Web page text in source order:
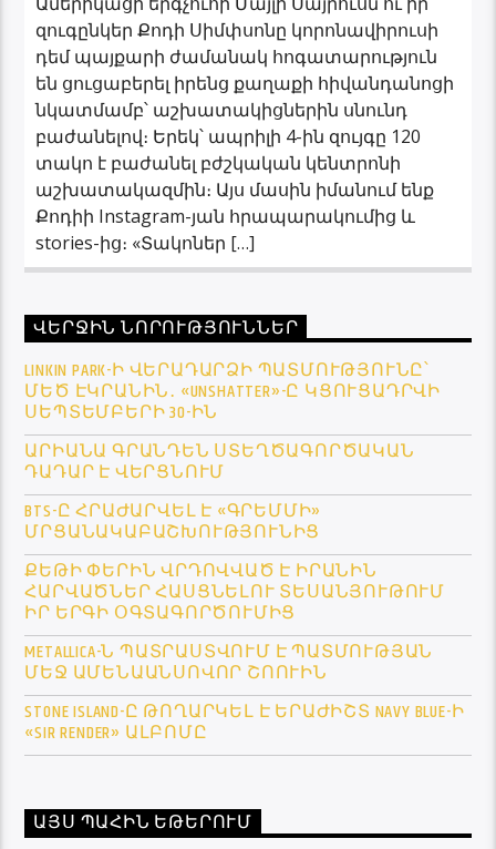
զուգընկեր Քոդի Սիմփսոնը կորոնավիրուսի
դեմ պայքարի ժամանակ հոգատարություն
են ցուցաբերել իրենց քաղաքի հիվանդանոցի
նկատմամբ՝ աշխատակիցներին սնունդ
բաժանելով։ Երեկ՝ ապրիլի 4-ին զույգը 120
տակո է բաժանել բժշկական կենտրոնի
աշխատակազմին։ Այս մասին իմանում ենք
Քոդիի Instagram-յան հրապարակումից և
stories-ից։ «Տակոներ […]
ՎԵՐՋԻՆ ՆՈՐՈՒԹՅՈՒՆՆԵՐ
LINKIN PARK-Ի ՎԵՐԱԴԱՐՁԻ ՊԱՏՄՈՒԹՅՈՒՆԸ՝
ՄԵԾ ԷԿՐԱՆԻՆ․ «UNSHATTER»-Ը ԿՑՈՒՑԱԴՐՎԻ
ՍԵՊՏԵՄԲԵՐԻ 30-ԻՆ
ԱՐԻԱՆԱ ԳՐԱՆԴԵՆ ՍՏԵՂԾԱԳՈՐԾԱԿԱՆ
ԴԱԴԱՐ Է ՎԵՐՑՆՈՒՄ
BTS-Ը ՀՐԱԺԱՐՎԵԼ Է «ԳՐԵՄՄԻ»
ՄՐՑԱՆԱԿԱԲԱՇԽՈՒԹՅՈՒՆԻՑ
ՔԵԹԻ ՓԵՐԻՆ ՎՐԴՈՎՎԱԾ Է ԻՐԱՆԻՆ
ՀԱՐՎԱԾՆԵՐ ՀԱՍՑՆԵԼՈՒ ՏԵՍԱՆՅՈՒԹՈՒՄ
ԻՐ ԵՐԳԻ ՕԳՏԱԳՈՐԾՈՒՄԻՑ
METALLICA-Ն ՊԱՏՐԱՍՏՎՈՒՄ Է ՊԱՏՄՈՒԹՅԱՆ
ՄԵՋ ԱՄԵՆԱԱՆՍՈՎՈՐ ՇՈՈՒԻՆ
STONE ISLAND-Ը ԹՈՂԱՐԿԵԼ Է ԵՐԱԺԻՇՏ NAVY BLUE-Ի
«SIR RENDER» ԱԼԲՈՄԸ
ԱՅՍ ՊԱՀԻՆ ԵԹԵՐՈՒՄ